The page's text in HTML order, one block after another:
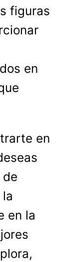
figuras
en
en
en la